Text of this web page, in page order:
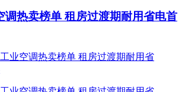
调热卖榜单 租房过渡期耐用省电首